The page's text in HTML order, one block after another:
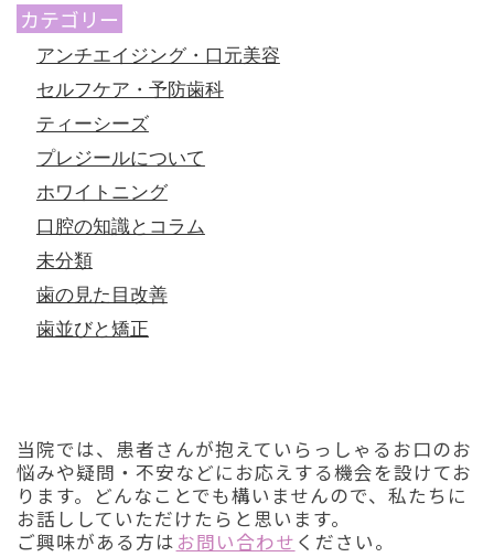
カテゴリー
アンチエイジング・口元美容
セルフケア・予防歯科
ティーシーズ
プレジールについて
ホワイトニング
口腔の知識とコラム
未分類
歯の見た目改善
歯並びと矯正
当院では、患者さんが抱えていらっしゃるお口のお
悩みや疑問・不安などにお応えする機会を設けてお
ります。どんなことでも構いませんので、私たちに
お話ししていただけたらと思います。
ご興味がある方は お問い合わせ ください。